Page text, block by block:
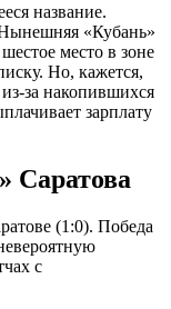
название.
«Кубань»
место в зоне
Но, кажется,
за накопившихся
зарплату
Саратова
(1:0). Победа
с